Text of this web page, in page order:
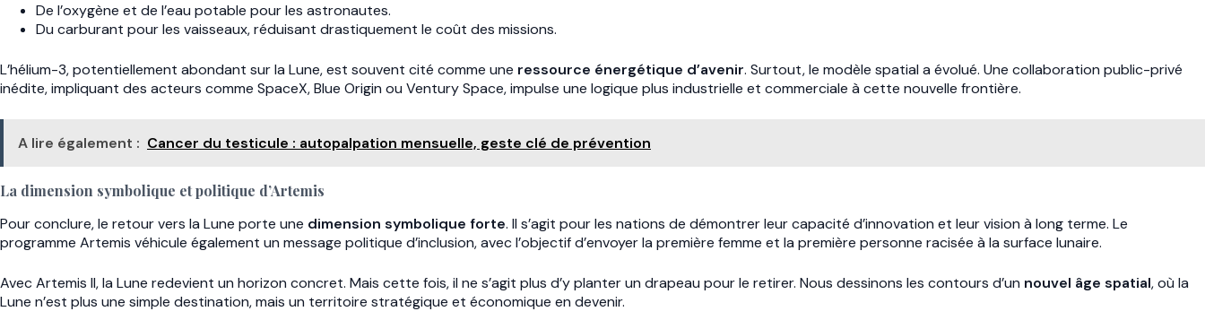
De l’oxygène et de l’eau potable pour les astronautes.
Du carburant pour les vaisseaux, réduisant drastiquement le coût des missions.
L’hélium-3, potentiellement abondant sur la Lune, est souvent cité comme une ressource énergétique d’avenir. Surtout, le modèle spatial a évolué. Une collaboration public-privé
inédite, impliquant des acteurs comme SpaceX, Blue Origin ou Ventury Space, impulse une logique plus industrielle et commerciale à cette nouvelle frontière.
A lire également : Cancer du testicule : autopalpation mensuelle, geste clé de prévention
La dimension symbolique et politique d’Artemis
Pour conclure, le retour vers la Lune porte une dimension symbolique forte. Il s’agit pour les nations de démontrer leur capacité d’innovation et leur vision à long terme. Le
programme Artemis véhicule également un message politique d’inclusion, avec l’objectif d’envoyer la première femme et la première personne racisée à la surface lunaire.
Avec Artemis II, la Lune redevient un horizon concret. Mais cette fois, il ne s’agit plus d’y planter un drapeau pour le retirer. Nous dessinons les contours d’un nouvel âge spatial, où la
Lune n’est plus une simple destination, mais un territoire stratégique et économique en devenir.